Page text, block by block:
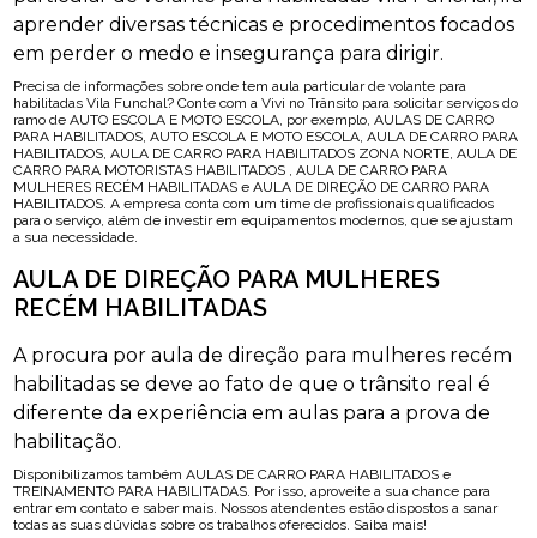
aprender diversas técnicas e procedimentos focados
em perder o medo e insegurança para dirigir.
Precisa de informações sobre onde tem aula particular de volante para
habilitadas Vila Funchal? Conte com a Vivi no Trânsito para solicitar serviços do
ramo de AUTO ESCOLA E MOTO ESCOLA, por exemplo, AULAS DE CARRO
PARA HABILITADOS, AUTO ESCOLA E MOTO ESCOLA, AULA DE CARRO PARA
HABILITADOS, AULA DE CARRO PARA HABILITADOS ZONA NORTE, AULA DE
CARRO PARA MOTORISTAS HABILITADOS , AULA DE CARRO PARA
MULHERES RECÉM HABILITADAS e AULA DE DIREÇÃO DE CARRO PARA
HABILITADOS. A empresa conta com um time de profissionais qualificados
para o serviço, além de investir em equipamentos modernos, que se ajustam
a sua necessidade.
AULA DE DIREÇÃO PARA MULHERES
RECÉM HABILITADAS
A procura por aula de direção para mulheres recém
habilitadas se deve ao fato de que o trânsito real é
diferente da experiência em aulas para a prova de
habilitação.
Disponibilizamos também AULAS DE CARRO PARA HABILITADOS e
TREINAMENTO PARA HABILITADAS. Por isso, aproveite a sua chance para
entrar em contato e saber mais. Nossos atendentes estão dispostos a sanar
todas as suas dúvidas sobre os trabalhos oferecidos. Saiba mais!